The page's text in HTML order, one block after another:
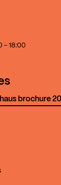
- 18:00
brochure